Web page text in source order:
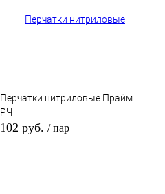
Перчатки нитриловые Прайм
РЧ
102 руб. / пар